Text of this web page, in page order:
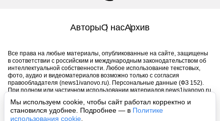
Мы используем cookie, чтобы сайт работал корректно и
становился удобнее. Подробнее — в Политике
использования cookie
АвторыО насАрхив
Все права на любые материалы, опубликованные на сайте, защищены
в соответствии с российским и международным законодательством об
интеллектуальной собственности. Любое использование текстовых,
фото, аудио и видеоматериалов возможно только с согласия
правообладателя (news1ivanovo.ru). Персональные данные (ФЗ 152).
При полном или частичном использовании материалов news1ivanovo.ru
обязательна. Запрещено для детей. Оригинал текста:
https://news1ivanovo.ru/